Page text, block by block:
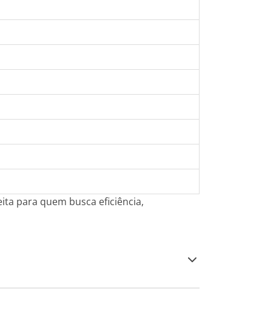
para quem busca eficiência,